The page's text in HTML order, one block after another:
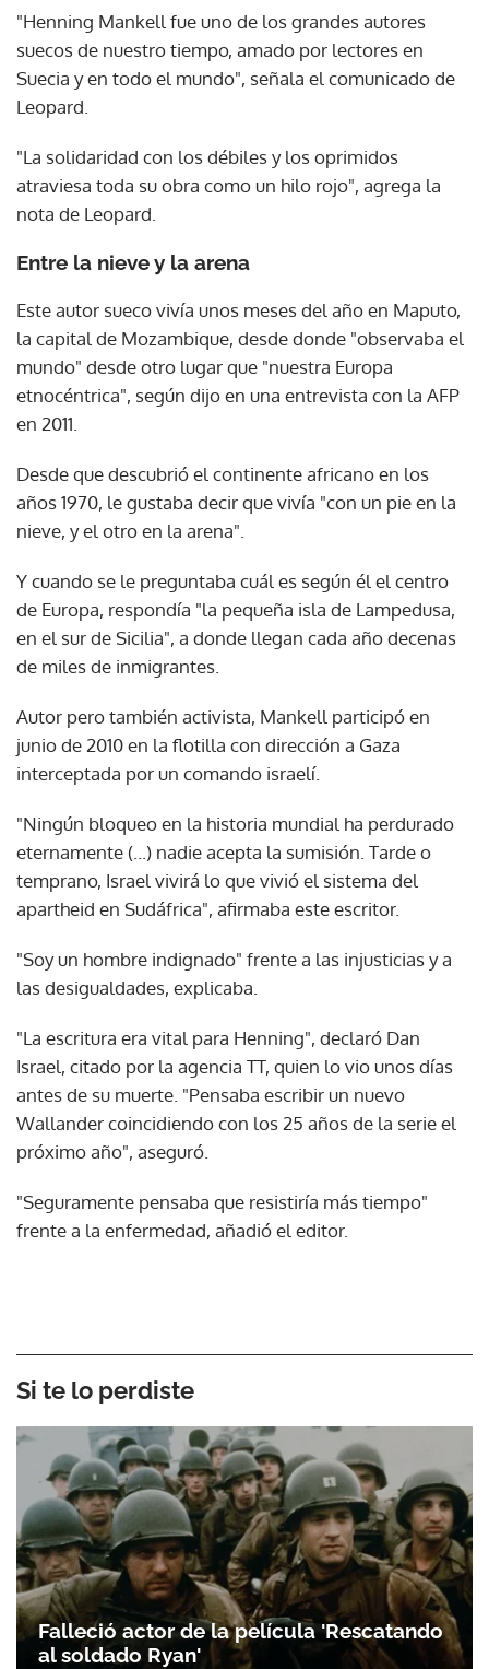
"Henning Mankell fue uno de los grandes autores
suecos de nuestro tiempo, amado por lectores en
Suecia y en todo el mundo", señala el comunicado de
Leopard.
"La solidaridad con los débiles y los oprimidos
atraviesa toda su obra como un hilo rojo", agrega la
nota de Leopard.
Entre la nieve y la arena
Este autor sueco vivía unos meses del año en Maputo,
la capital de Mozambique, desde donde "observaba el
mundo" desde otro lugar que "nuestra Europa
etnocéntrica", según dijo en una entrevista con la AFP
en 2011.
Desde que descubrió el continente africano en los
años 1970, le gustaba decir que vivía "con un pie en la
nieve, y el otro en la arena".
Y cuando se le preguntaba cuál es según él el centro
de Europa, respondía "la pequeña isla de Lampedusa,
en el sur de Sicilia", a donde llegan cada año decenas
de miles de inmigrantes.
Autor pero también activista, Mankell participó en
junio de 2010 en la flotilla con dirección a Gaza
interceptada por un comando israelí.
"Ningún bloqueo en la historia mundial ha perdurado
eternamente (...) nadie acepta la sumisión. Tarde o
temprano, Israel vivirá lo que vivió el sistema del
apartheid en Sudáfrica", afirmaba este escritor.
"Soy un hombre indignado" frente a las injusticias y a
las desigualdades, explicaba.
"La escritura era vital para Henning", declaró Dan
Israel, citado por la agencia TT, quien lo vio unos días
antes de su muerte. "Pensaba escribir un nuevo
Wallander coincidiendo con los 25 años de la serie el
próximo año", aseguró.
"Seguramente pensaba que resistiría más tiempo"
frente a la enfermedad, añadió el editor.
Si te lo perdiste
Falleció actor de la película 'Rescatando
al soldado Ryan'